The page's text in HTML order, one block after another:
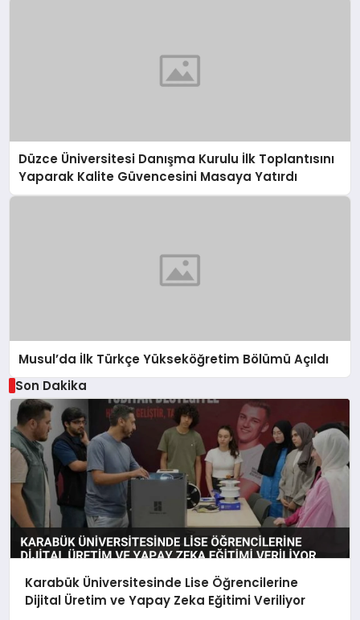
Düzce Üniversitesi Danışma Kurulu İlk Toplantısını
Yaparak Kalite Güvencesini Masaya Yatırdı
Musul’da İlk Türkçe Yükseköğretim Bölümü Açıldı
Son Dakika
Karabük Üniversitesinde Lise Öğrencilerine
Dijital Üretim ve Yapay Zeka Eğitimi Veriliyor